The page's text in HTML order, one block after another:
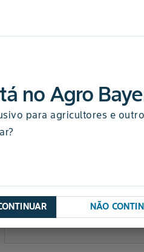
ARTIGO
Antracnose (Colletotrichum
no Agro
para agricultores e
NÃO